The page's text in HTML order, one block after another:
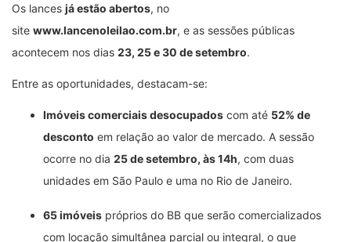
Os lances já estão abertos, no
site www.lancenoleilao.com.br, e as sessões públicas
acontecem nos dias 23, 25 e 30 de setembro.
Entre as oportunidades, destacam-se:
Imóveis comerciais desocupados com até 52% de
desconto em relação ao valor de mercado. A sessão
ocorre no dia 25 de setembro, às 14h, com duas
unidades em São Paulo e uma no Rio de Janeiro.
65 imóveis próprios do BB que serão comercializados
com locação simultânea parcial ou integral, o que